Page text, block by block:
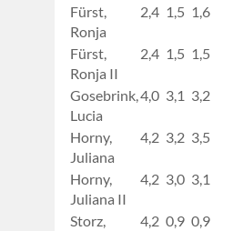
Fürst,
Ronja
2,4 1,5 1,6
Fürst,
Ronja II
2,4 1,5 1,5
Gosebrink,
Lucia
4,0 3,1 3,2
Horny,
Juliana
4,2 3,2 3,5
Horny,
Juliana II
4,2 3,0 3,1
Storz,
4,2 0,9 0,9